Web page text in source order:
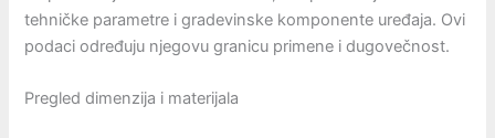
tehničke parametre i gradevinske komponente uređaja. Ovi
podaci određuju njegovu granicu primene i dugovečnost.
Pregled dimenzija i materijala